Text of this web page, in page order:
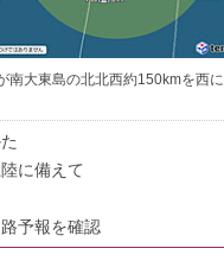
南大東島の北北西約150kmを西に
に備えて
予報を確認